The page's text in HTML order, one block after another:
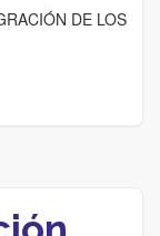
DE LOS